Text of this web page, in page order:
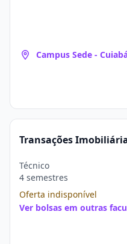
Campus Sede -
Transações
Técnico
4 semestres
Oferta indisponível
Ver bolsas em outras